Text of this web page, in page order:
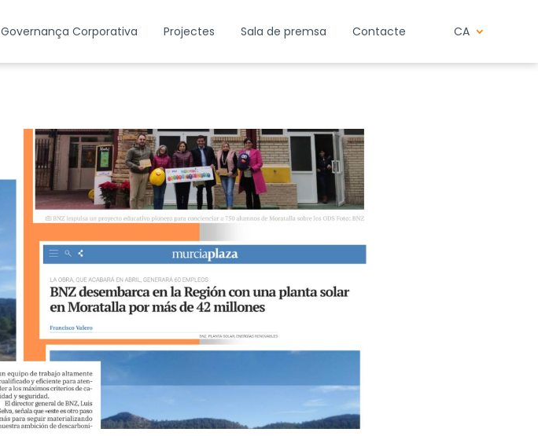
Governança Corporativa Projectes Sala de premsa Contacte CA